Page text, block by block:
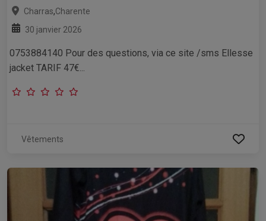
Charras,Charente
30 janvier 2026
0753884140 Pour des questions, via ce site /sms Ellesse
jacket TARIF 47€...
Vêtements